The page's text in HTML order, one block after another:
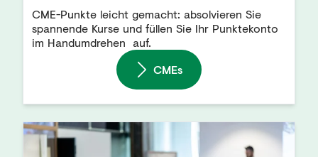
CME-Punkte leicht gemacht: absolvieren Sie
spannende Kurse und füllen Sie Ihr Punktekonto
im Handumdrehen auf.
CMEs